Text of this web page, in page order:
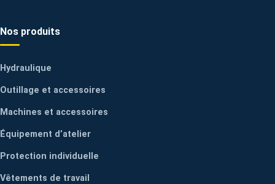
Nos produits
Hydraulique
Outillage et accessoires
Machines et accessoires
Équipement d’atelier
Protection individuelle
Vêtements de travail